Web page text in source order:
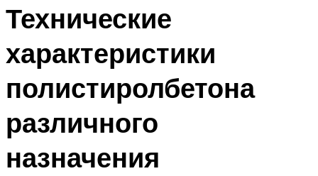
Технические
характеристики
полистиролбетона
различного
назначения